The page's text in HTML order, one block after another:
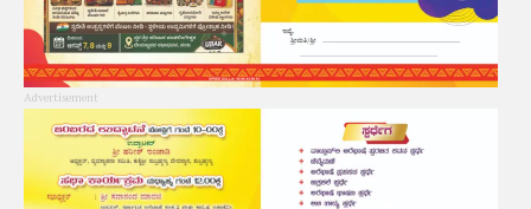
Advertisement